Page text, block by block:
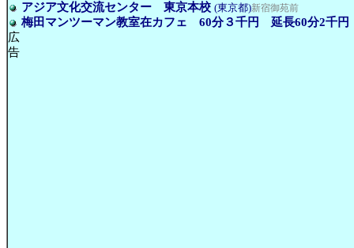
アジア文化交流センター 東京本校 (東京都)新宿御苑前
梅田マンツーマン教室在カフェ 60分３千円 延長60分2千
広
告